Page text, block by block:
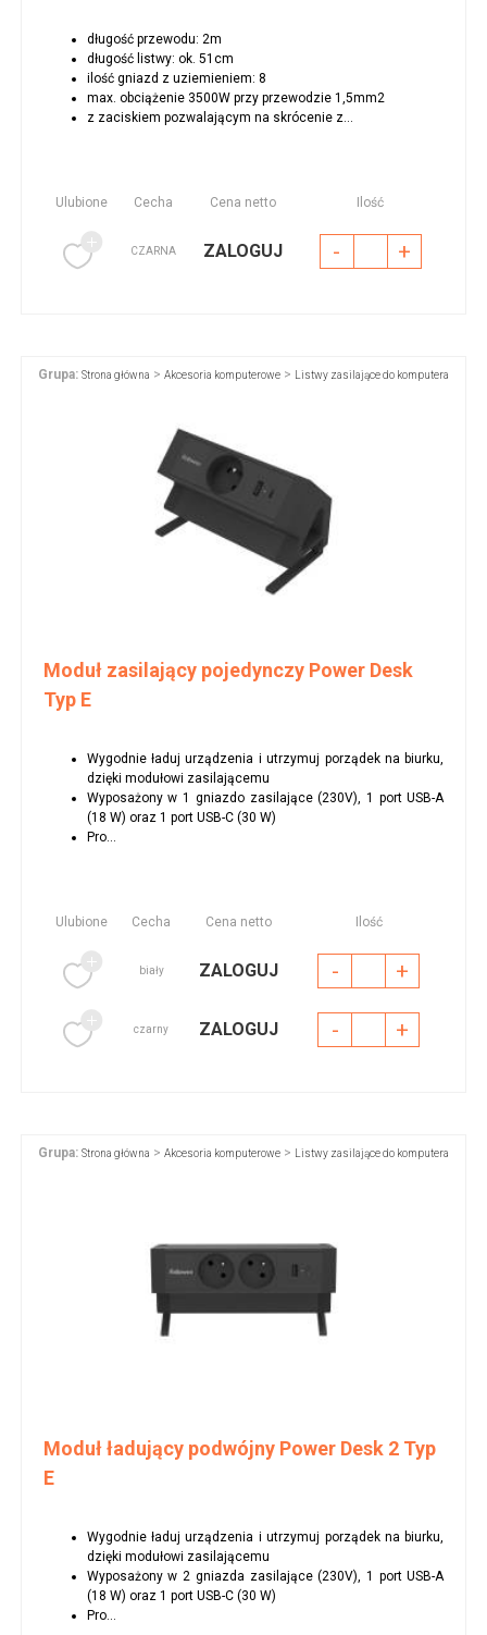
długość przewodu: 2m
długość listwy: ok. 51cm
ilość gniazd z uziemieniem: 8
max. obciążenie 3500W przy przewodzie 1,5mm2
z zaciskiem pozwalającym na skrócenie z...
Ulubione Cecha Cena netto Ilość
CZARNA ZALOGUJ - +
Grupa: Strona główna > Akcesoria komputerowe > Listwy zasilające do komputera
Moduł zasilający pojedynczy Power Desk
Typ E
Wygodnie ładuj urządzenia i utrzymuj porządek na biurku,
dzięki modułowi zasilającemu
Wyposażony w 1 gniazdo zasilające (230V), 1 port USB-A
(18 W) oraz 1 port USB-C (30 W)
Pro...
Ulubione Cecha Cena netto Ilość
biały ZALOGUJ - +
czarny ZALOGUJ - +
Grupa: Strona główna > Akcesoria komputerowe > Listwy zasilające do komputera
Moduł ładujący podwójny Power Desk 2 Typ
E
Wygodnie ładuj urządzenia i utrzymuj porządek na biurku,
dzięki modułowi zasilającemu
Wyposażony w 2 gniazda zasilające (230V), 1 port USB-A
(18 W) oraz 1 port USB-C (30 W)
Pro...